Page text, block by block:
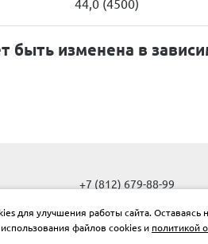
44,0 (4500)
изменена в
+7 (812) 679-88-99
г. Санкт-Петербург, Новочеркасский пр-
для улучшения работы сайта. Оставаясь
файлов cookies и политикой